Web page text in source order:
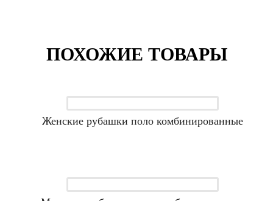
ПОХОЖИЕ ТОВАРЫ
Женские рубашки поло комбинированные